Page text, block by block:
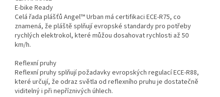
E-bike Ready
Celá řada plášťů Angel™ Urban má certifikaci ECE-R75, co
znamená, že pláště splňují evropské standardy pro potřeby
rychlých elektrokol, které můžou dosahovat rychlosti až 50
km/h.
Reflexní pruhy
Reflexní pruhy splňují požadavky evropských regulací ECE-R88,
které určují, že odraz světla od reflexního pruhu je dostatečně
viditelný i při nepříznivých úhlech.